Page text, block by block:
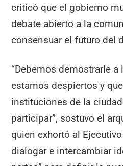
criticó que el gobierno
debate abierto a la
consensuar el futuro del
“Debemos demostrarle
estamos despiertos y
instituciones de la
participar”, sostuvo el
quien exhortó al
dialogar e intercambiar